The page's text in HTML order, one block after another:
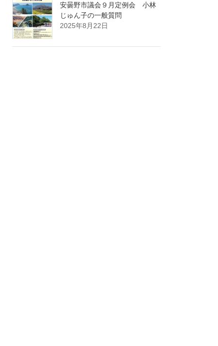
安曇野市議会９月定例会 小林
じゅん子の一般質問
2025年8月22日